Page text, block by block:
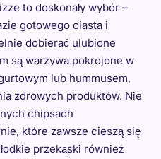
to doskonały wybór –
gotowego ciasta i
dobierać ulubione
są warzywa pokrojone w
lub hummusem,
zdrowych produktów. Nie
chipsach
które zawsze cieszą się
przekąski również